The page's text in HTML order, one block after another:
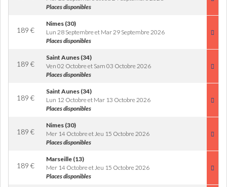
Places disponibles
189 €
Nimes (30)
Lun 28 Septembre et Mar 29 Septembre 2026
Places disponibles
189 €
Saint Aunes (34)
Ven 02 Octobre et Sam 03 Octobre 2026
Places disponibles
189 €
Saint Aunes (34)
Lun 12 Octobre et Mar 13 Octobre 2026
Places disponibles
189 €
Nimes (30)
Mer 14 Octobre et Jeu 15 Octobre 2026
Places disponibles
189 €
Marseille (13)
Mer 14 Octobre et Jeu 15 Octobre 2026
Places disponibles